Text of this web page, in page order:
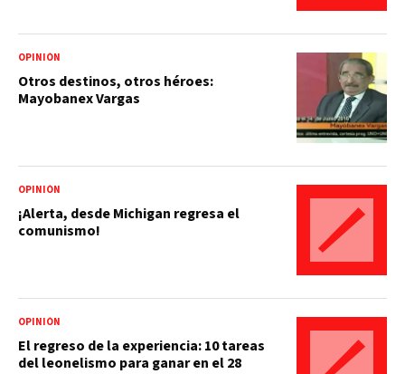
OPINIÓN
Otros destinos, otros héroes:
Mayobanex Vargas
OPINIÓN
¡Alerta, desde Michigan regresa el
comunismo!
OPINIÓN
El regreso de la experiencia: 10 tareas
del leonelismo para ganar en el 28